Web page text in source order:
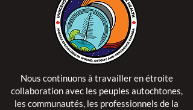
Nous continuons à travailler en étroite
collaboration avec les peuples autochtones,
les communautés, les professionnels de la